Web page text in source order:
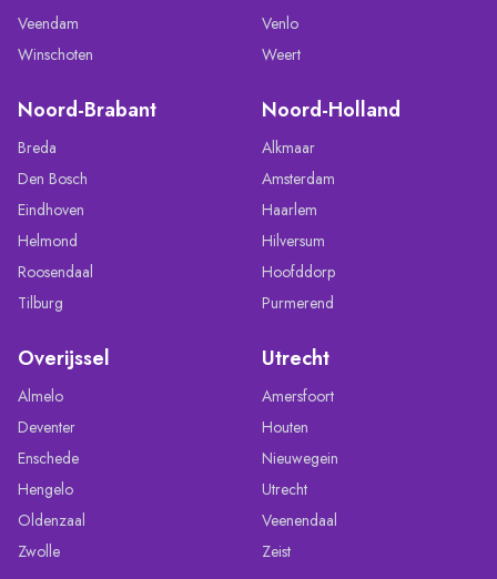
Veendam
Winschoten
Venlo
Weert
Noord-Brabant
Breda
Den Bosch
Eindhoven
Helmond
Roosendaal
Tilburg
Noord-Holland
Alkmaar
Amsterdam
Haarlem
Hilversum
Hoofddorp
Purmerend
Overijssel
Almelo
Deventer
Enschede
Hengelo
Oldenzaal
Zwolle
Utrecht
Amersfoort
Houten
Nieuwegein
Utrecht
Veenendaal
Zeist